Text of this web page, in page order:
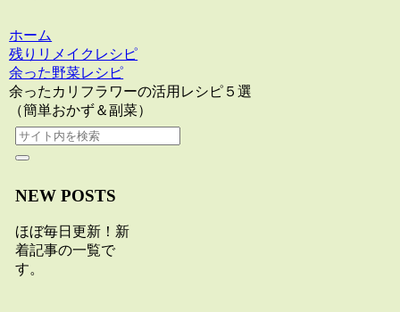
ホーム
残りリメイクレシピ
余った野菜レシピ
余ったカリフラワーの活用レシピ５選
（簡単おかず＆副菜）
NEW POSTS
ほぼ毎日更新！新
着記事の一覧で
す。